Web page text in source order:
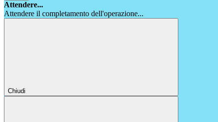
Attendere...
Attendere il completamento dell'operazione...
Chiudi